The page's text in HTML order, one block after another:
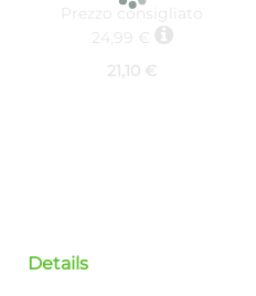
Prezzo consigliato
24,99 €
21,10 €
Details